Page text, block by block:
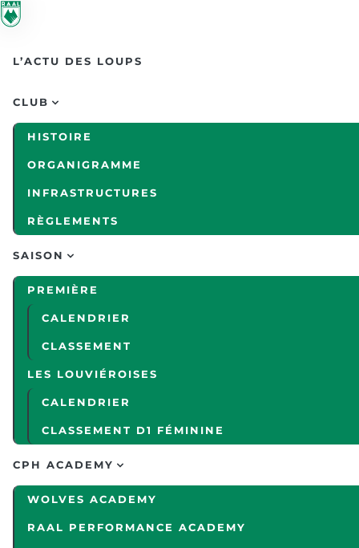
Skip to main content
L’ACTU DES LOUPS
CLUB
HISTOIRE
ORGANIGRAMME
INFRASTRUCTURES
RÈGLEMENTS
SAISON
PREMIÈRE
CALENDRIER
CLASSEMENT
LES LOUVIÉROISES
CALENDRIER
CLASSEMENT D1 FÉMININE
CPH ACADEMY
WOLVES ACADEMY
RAAL PERFORMANCE ACADEMY